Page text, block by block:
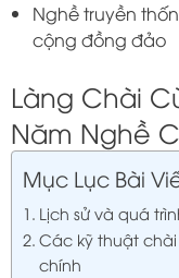
Nghề truyền
cộng đồng đảo
Làng Chài
Năm Nghề
Mục Lục Bài
Lịch sử và quá
Các kỹ thuật
chính